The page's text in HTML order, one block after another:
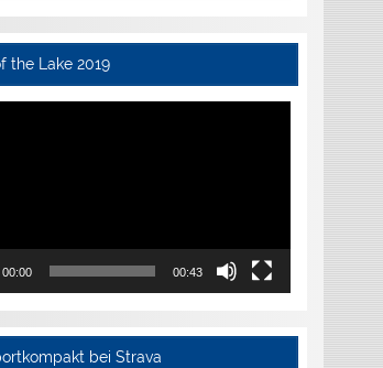
the Lake 2019
00:00 00:43
bei Strava